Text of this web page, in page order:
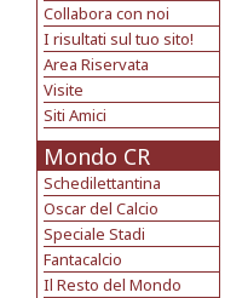
Collabora con noi
I risultati sul tuo sito!
Area Riservata
Visite
Siti Amici
Mondo CR
Schedilettantina
Oscar del Calcio
Speciale Stadi
Fantacalcio
Il Resto del Mondo